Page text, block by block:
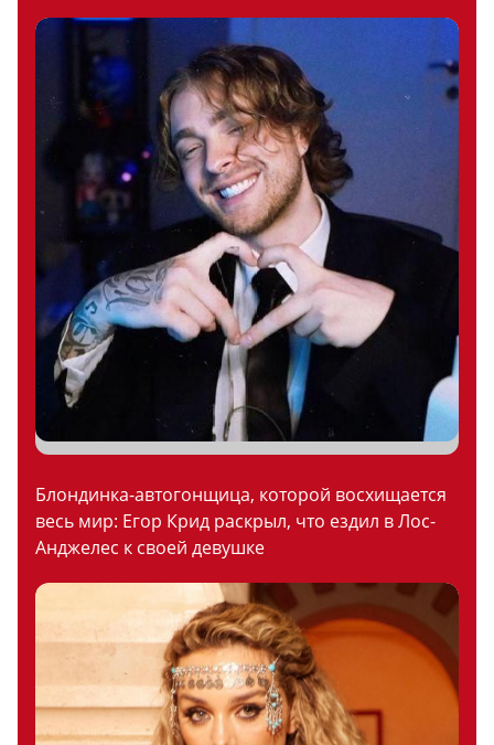
Блондинка-автогонщица, которой восхищается
весь мир: Егор Крид раскрыл, что ездил в Лос-
Анджелес к своей девушке